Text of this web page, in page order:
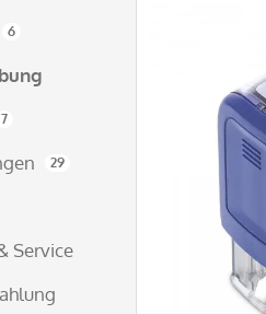
6
7
29
Service